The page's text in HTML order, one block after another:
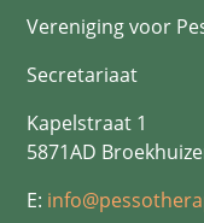
Vereniging voor
Secretariaat
Kapelstraat 1
5871AD
E: